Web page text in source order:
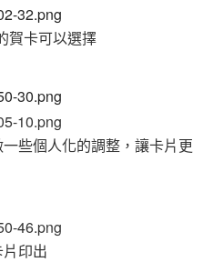
賀卡可以選擇
些個人化的調整，讓卡片更
印出